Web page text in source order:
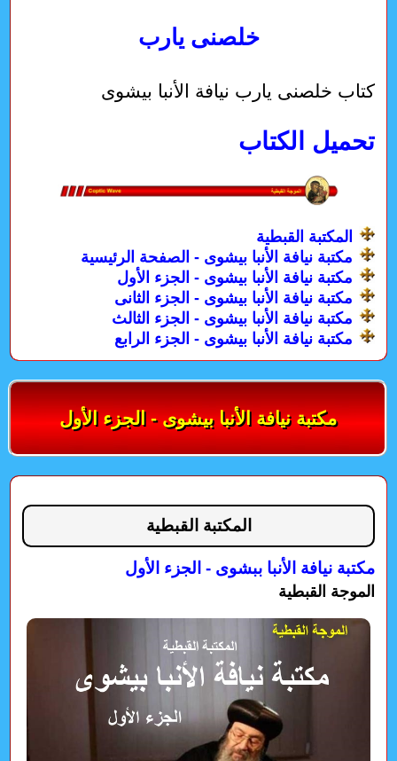
خلصنى يارب
كتاب خلصنى يارب نيافة الأنبا بيشوى
تحميل الكتاب
المكتبة القبطية
مكتبة نيافة الأنبا بيشوى - الصفحة الرئيسية
مكتبة نيافة الأنبا بيشوى - الجزء الأول
مكتبة نيافة الأنبا بيشوى - الجزء الثانى
مكتبة نيافة الأنبا بيشوى - الجزء الثالث
مكتبة نيافة الأنبا بيشوى - الجزء الرابع
مكتبة نيافة الأنبا بيشوى - الجزء الأول
المكتبة القبطية
مكتبة نيافة الأنبا ببشوى - الجزء الأول
الموجة القبطية